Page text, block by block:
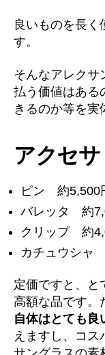
良いものを長
す。
そんなアレクサ
払う価値はある
きるのか等を実
アクセ
ピン 約5,500
バレッタ 約
クリップ 約
カチュウシャ
定価ですと、と
高額な品です。
自体はとても良
えますし、コス